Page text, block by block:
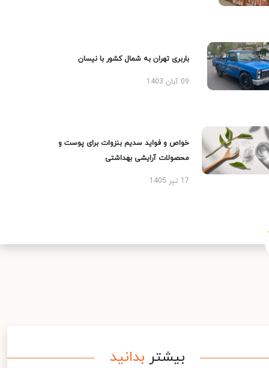
باربری تهران به شمال کشور با نیسان
09 آبان 1403
خواص و فواید سدیم بنزوات برای پوست و
محصولات آرایشی بهداشتی
17 تیر 1405
بیشتر بدانید